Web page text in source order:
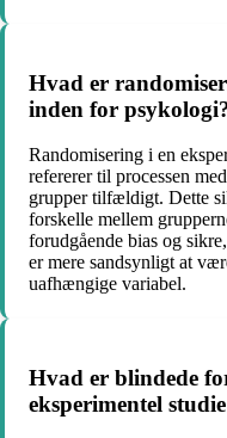
Hvad er
inden for
Randomisering i en
refererer til processen
grupper tilfældigt. Dette
forskelle mellem
forudgående bias og
er mere sandsynligt at
uafhængige variabel.
Hvad er blindede
eksperimentel